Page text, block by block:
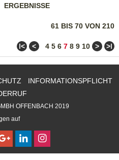
ERGEBNISSE
61 BIS 70 VON 210
ǀ< < 4 5 6 7 8 9 10 > >ǀ
INFORMATIONSPFLICHT
OFFENBACH 2019
auf